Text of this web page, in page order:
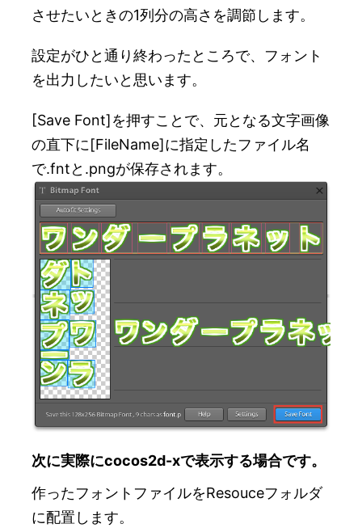
させたいときの1列分の高さを調節します。
設定がひと通り終わったところで、フォント
を出力したいと思います。
[Save Font]を押すことで、元となる文字画像
の直下に[FileName]に指定したファイル名
で.fntと.pngが保存されます。
次に実際にcocos2d-xで表示する場合です。
作ったフォントファイルをResouceフォルダ
に配置します。